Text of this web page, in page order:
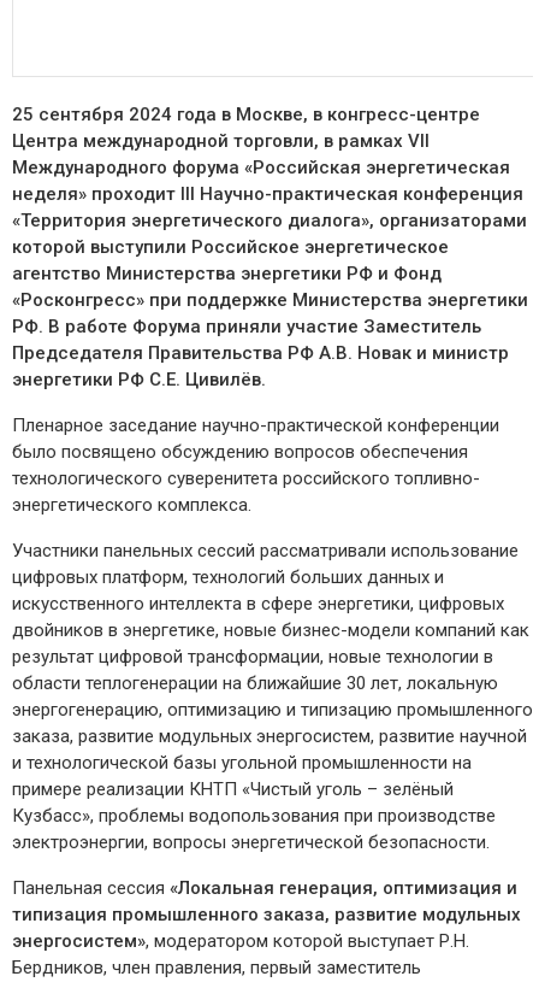
25 сентября 2024 года в Москве, в конгресс-центре
Центра международной торговли, в рамках VII
Международного форума «Российская энергетическая
неделя» проходит
Научно-практическая конференция
«Территория энергетического диалога», организаторами
которой выступили Российское энергетическое
агентство Министерства энергетики РФ и Фонд
«Росконгресс» при поддержке Министерства энергетики
РФ. В работе Форума приняли участие Заместитель
Председателя Правительства РФ А.В. Новак и министр
энергетики РФ С.Е. Цивилёв.
Пленарное заседание научно-практической конференции
было посвящено обсуждению вопросов обеспечения
технологического суверенитета российского топливно-
энергетического комплекса.
Участники панельных сессий рассматривали использование
цифровых платформ, технологий больших данных и
искусственного интеллекта в сфере энергетики, цифровых
двойников в энергетике, новые бизнес-модели компаний как
результат цифровой трансформации, новые технологии в
области теплогенерации на ближайшие 30 лет, локальную
энергогенерацию, оптимизацию и типизацию промышленного
заказа, развитие модульных энергосистем, развитие научной
и технологической базы угольной промышленности на
примере реализации КНТП «Чистый уголь – зелёный
Кузбасс», проблемы водопользования при производстве
электроэнергии, вопросы энергетической безопасности.
Панельная сессия «Локальная генерация, оптимизация и
типизация промышленного заказа, развитие модульных
энергосистем», модератором которой выступает Р.Н.
Бердников, член правления, первый заместитель